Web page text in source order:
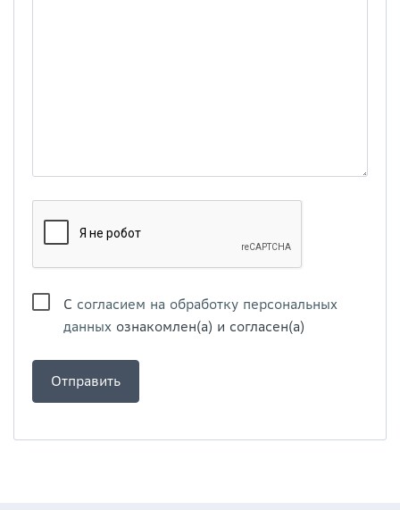
С согласием на обработку персональных
данных ознакомлен(а) и согласен(а)